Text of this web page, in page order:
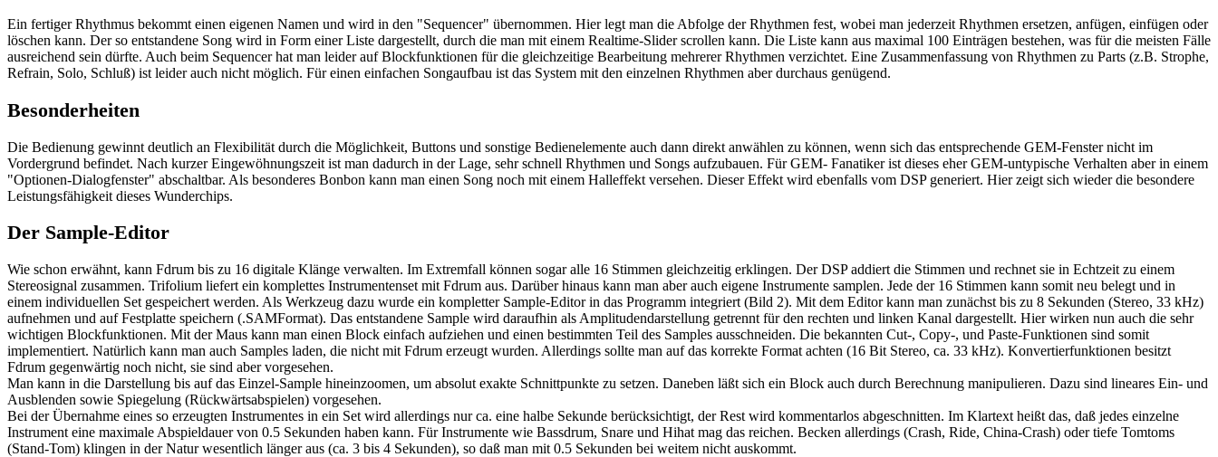
Ein fertiger Rhythmus bekommt einen eigenen Namen und wird in den "Sequencer" übernommen. Hier legt man die Abfolge der Rhythmen fest, wobei man jederzeit Rhythmen ersetzen, anfügen, einfügen oder
löschen kann. Der so entstandene Song wird in Form einer Liste dargestellt, durch die man mit einem Realtime-Slider scrollen kann. Die Liste kann aus maximal 100 Einträgen bestehen, was für die meisten Fälle
ausreichend sein dürfte. Auch beim Sequencer hat man leider auf Blockfunktionen für die gleichzeitige Bearbeitung mehrerer Rhythmen verzichtet. Eine Zusammenfassung von Rhythmen zu Parts (z.B. Strophe,
Refrain, Solo, Schluß) ist leider auch nicht möglich. Für einen einfachen Songaufbau ist das System mit den einzelnen Rhythmen aber durchaus genügend.
Besonderheiten
Die Bedienung gewinnt deutlich an Flexibilität durch die Möglichkeit, Buttons und sonstige Bedienelemente auch dann direkt anwählen zu können, wenn sich das entsprechende GEM-Fenster nicht im
Vordergrund befindet. Nach kurzer Eingewöhnungszeit ist man dadurch in der Lage, sehr schnell Rhythmen und Songs aufzubauen. Für GEM- Fanatiker ist dieses eher GEM-untypische Verhalten aber in einem
"Optionen-Dialogfenster" abschaltbar. Als besonderes Bonbon kann man einen Song noch mit einem Halleffekt versehen. Dieser Effekt wird ebenfalls vom DSP generiert. Hier zeigt sich wieder die besondere
Leistungsfähigkeit dieses Wunderchips.
Der Sample-Editor
Wie schon erwähnt, kann Fdrum bis zu 16 digitale Klänge verwalten. Im Extremfall können sogar alle 16 Stimmen gleichzeitig erklingen. Der DSP addiert die Stimmen und rechnet sie in Echtzeit zu einem
Stereosignal zusammen. Trifolium liefert ein komplettes Instrumentenset mit Fdrum aus. Darüber hinaus kann man aber auch eigene Instrumente samplen. Jede der 16 Stimmen kann somit neu belegt und in
einem individuellen Set gespeichert werden. Als Werkzeug dazu wurde ein kompletter Sample-Editor in das Programm integriert (Bild 2). Mit dem Editor kann man zunächst bis zu 8 Sekunden (Stereo, 33 kHz)
aufnehmen und auf Festplatte speichern (.SAMFormat). Das entstandene Sample wird daraufhin als Amplitudendarstellung getrennt für den rechten und linken Kanal dargestellt. Hier wirken nun auch die sehr
wichtigen Blockfunktionen. Mit der Maus kann man einen Block einfach aufziehen und einen bestimmten Teil des Samples ausschneiden. Die bekannten Cut-, Copy-, und Paste-Funktionen sind somit
implementiert. Natürlich kann man auch Samples laden, die nicht mit Fdrum erzeugt wurden. Allerdings sollte man auf das korrekte Format achten (16 Bit Stereo, ca. 33 kHz). Konvertierfunktionen besitzt
Fdrum gegenwärtig noch nicht, sie sind aber vorgesehen.
Man kann in die Darstellung bis auf das Einzel-Sample hineinzoomen, um absolut exakte Schnittpunkte zu setzen. Daneben läßt sich ein Block auch durch Berechnung manipulieren. Dazu sind lineares Ein- und
Ausblenden sowie Spiegelung (Rückwärtsabspielen) vorgesehen.
Bei der Übernahme eines so erzeugten Instrumentes in ein Set wird allerdings nur ca. eine halbe Sekunde berücksichtigt, der Rest wird kommentarlos abgeschnitten. Im Klartext heißt das, daß jedes einzelne
Instrument eine maximale Abspieldauer von 0.5 Sekunden haben kann. Für Instrumente wie Bassdrum, Snare und Hihat mag das reichen. Becken allerdings (Crash, Ride, China-Crash) oder tiefe Tomtoms
(Stand-Tom) klingen in der Natur wesentlich länger aus (ca. 3 bis 4 Sekunden), so daß man mit 0.5 Sekunden bei weitem nicht auskommt.